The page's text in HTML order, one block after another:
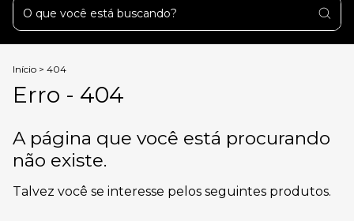
Início > 404
Erro - 404
A página que você está procurando
não existe.
Talvez você se interesse pelos seguintes produtos.